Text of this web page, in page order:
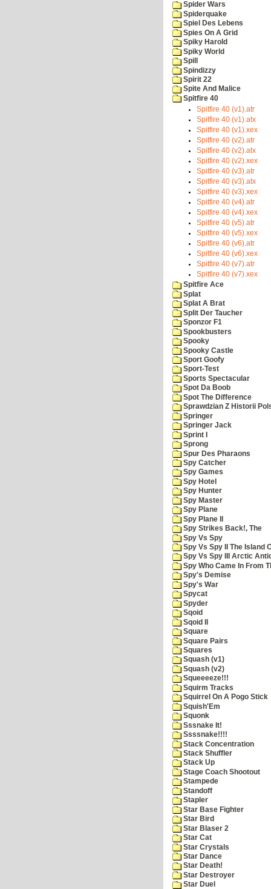
Spider Wars
Spiderquake
Spiel Des Lebens
Spies On A Grid
Spiky Harold
Spiky World
Spill
Spindizzy
Spirit 22
Spite And Malice
Spitfire 40
Spitfire 40 (v1).atr
Spitfire 40 (v1).atx
Spitfire 40 (v1).xex
Spitfire 40 (v2).atr
Spitfire 40 (v2).atx
Spitfire 40 (v2).xex
Spitfire 40 (v3).atr
Spitfire 40 (v3).atx
Spitfire 40 (v3).xex
Spitfire 40 (v4).atr
Spitfire 40 (v4).xex
Spitfire 40 (v5).atr
Spitfire 40 (v5).xex
Spitfire 40 (v6).atr
Spitfire 40 (v6).xex
Spitfire 40 (v7).atr
Spitfire 40 (v7).xex
Spitfire Ace
Splat
Splat A Brat
Split Der Taucher
Sponzor F1
Spookbusters
Spooky
Spooky Castle
Sport Goofy
Sport-Test
Sports Spectacular
Spot Da Boob
Spot The Difference
Sprawdzian Z Historii
Springer
Springer Jack
Sprint I
Sprong
Spur Des Pharaons
Spy Catcher
Spy Games
Spy Hotel
Spy Hunter
Spy Master
Spy Plane
Spy Plane II
Spy Strikes Back!, The
Spy Vs Spy
Spy Vs Spy II The Island
Spy Vs Spy III Arctic
Spy Who Came In From
Spy's Demise
Spy's War
Spycat
Spyder
Sqoid
Sqoid II
Square
Square Pairs
Squares
Squash (v1)
Squash (v2)
Squeeeeze!!!
Squirm Tracks
Squirrel On A Pogo Stick
Squish'Em
Squonk
Sssnake It!
Ssssnake!!!!
Stack Concentration
Stack Shuffler
Stack Up
Stage Coach Shootout
Stampede
Standoff
Stapler
Star Base Fighter
Star Bird
Star Blaser 2
Star Cat
Star Crystals
Star Dance
Star Death!
Star Destroyer
Star Duel